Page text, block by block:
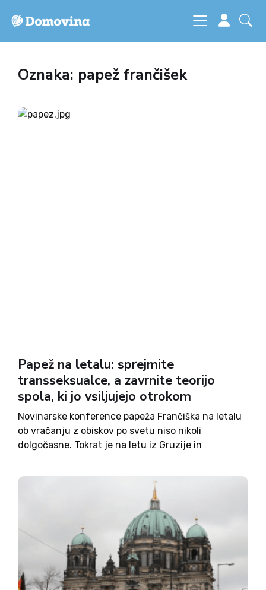
Oznaka: papež frančišek
Papež na letalu: sprejmite
transseksualce, a zavrnite teorijo
spola, ki jo vsiljujejo otrokom
Novinarske konference papeža Frančiška na letalu
ob vračanju z obiskov po svetu niso nikoli
dolgočasne. Tokrat je na letu iz Gruzije in
homoseksualnosti, transseksualnosti in teoriji
spola. Nadaljeval je v Gruziji odprto debato o